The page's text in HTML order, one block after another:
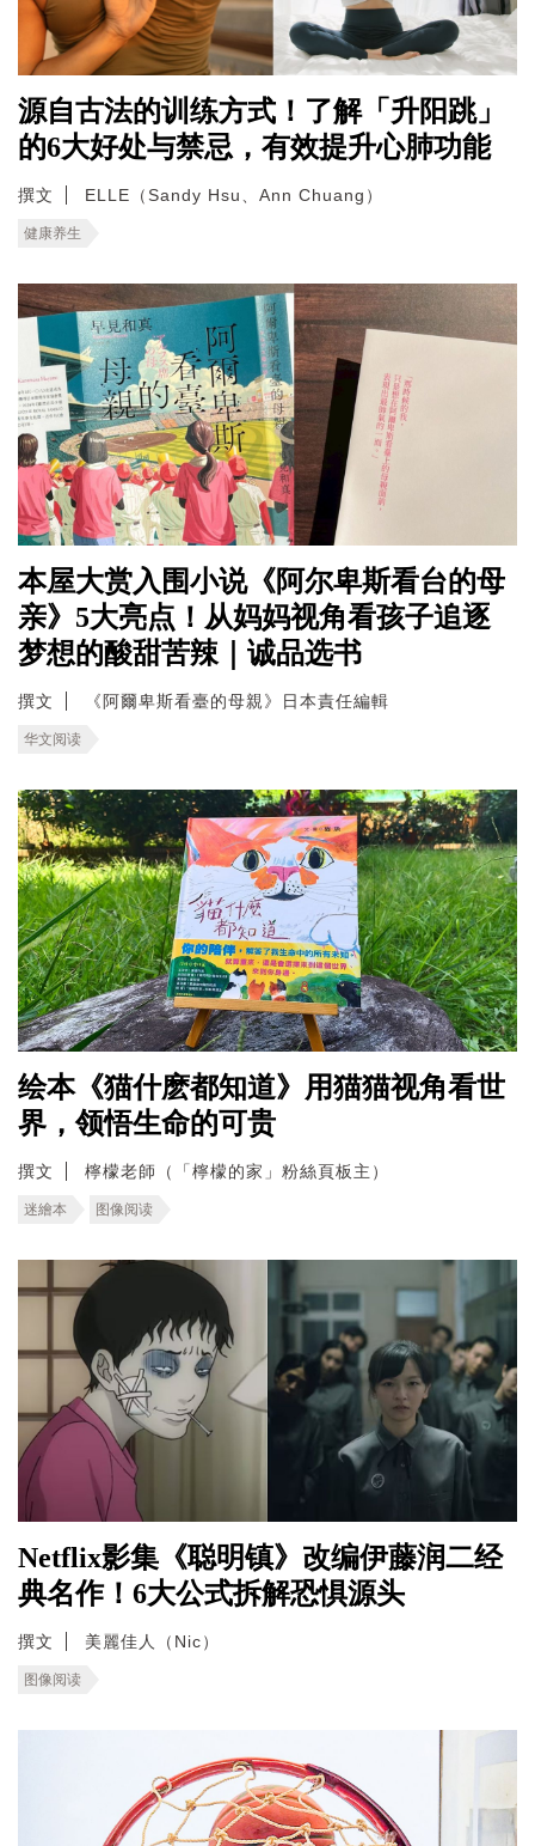
源自古法的训练方式！了解「升阳跳」
的6大好处与禁忌，有效提升心肺功能
撰文 ELLE（Sandy Hsu、Ann Chuang）
健康养生
本屋大赏入围小说《阿尔卑斯看台的母
亲》5大亮点！从妈妈视角看孩子追逐
梦想的酸甜苦辣｜诚品选书
撰文 《阿爾卑斯看臺的母親》日本責任編輯
华文阅读
绘本《猫什麽都知道》用猫猫视角看世
界，领悟生命的可贵
撰文 檸檬老師（「檸檬的家」粉絲頁板主）
迷繪本 图像阅读
Netflix影集《聪明镇》改编伊藤润二经
典名作！6大公式拆解恐惧源头
撰文 美麗佳人（Nic）
图像阅读